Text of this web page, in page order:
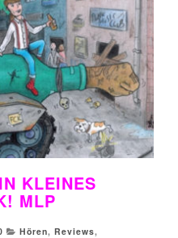
KLEINES
MLP
Hören, Reviews,